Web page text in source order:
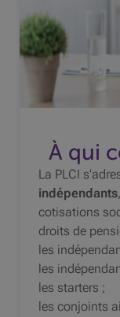
À qui
La PLCI
indépendants
cotisations
droits de
les
les
les starters ;
les conjoints